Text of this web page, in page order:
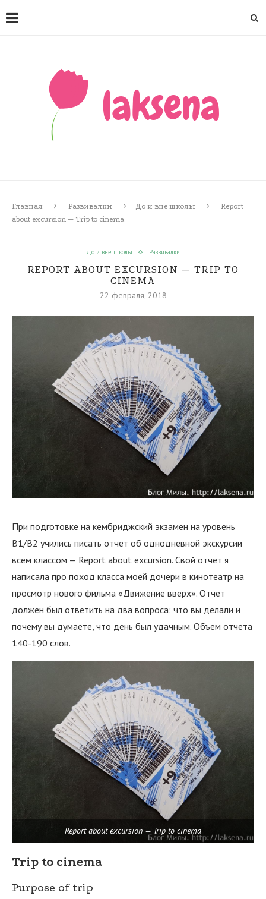
Главная Развивалки До и вне школы
Report
about excursion — Trip to cinema
До и вне школы Развивалки
REPORT ABOUT EXCURSION — TRIP TO
CINEMA
22 февраля, 2018
При подготовке на кембриджский экзамен на уровень
B1/B2 учились писать отчет об однодневной экскурсии
всем классом — Report about excursion. Свой отчет я
написала про поход класса моей дочери в кинотеатр на
просмотр нового фильма «Движение вверх». Отчет
должен был ответить на два вопроса: что вы делали и
почему вы думаете, что день был удачным. Объем отчета
140-190 слов.
Report about excursion — Trip to cinema
Trip to cinema
Purpose of trip